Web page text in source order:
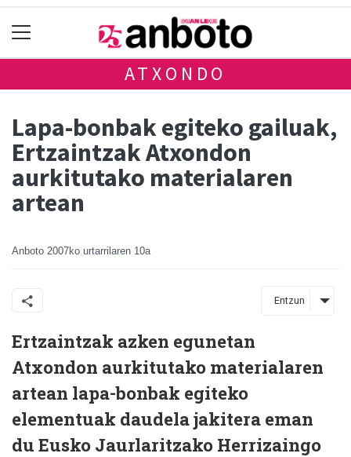
ATXONDO
Lapa-bonbak egiteko gailuak,
Ertzaintzak Atxondon
aurkitutako materialaren
artean
Anboto 2007ko urtarrilaren 10a
Entzun
Ertzaintzak azken egunetan
Atxondon aurkitutako materialaren
artean lapa-bonbak egiteko
elementuak daudela jakitera eman
du Eusko Jaurlaritzako Herrizaingo